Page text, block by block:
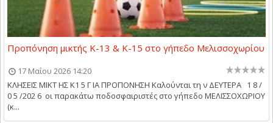
Προπόνηση μικτής Κ-13 & Κ-15 στο γήπεδο Μελισσοχωρίου
17 Μαΐου 2026 14:20
ΚΛΗΣΕΙΣ ΜΙΚΤ ΗΣ Κ1 5 Γ ΙΑ ΠΡΟΠΟΝΗΣΗ Καλούνται τη ν ΔΕΥΤΕΡΑ 1 8 /
0 5 /202 6 οι παρακάτω ποδοσφαιριστές στο γήπεδο ΜΕΛΙΣΣΟΧΩΡΙΟΥ
(κ...